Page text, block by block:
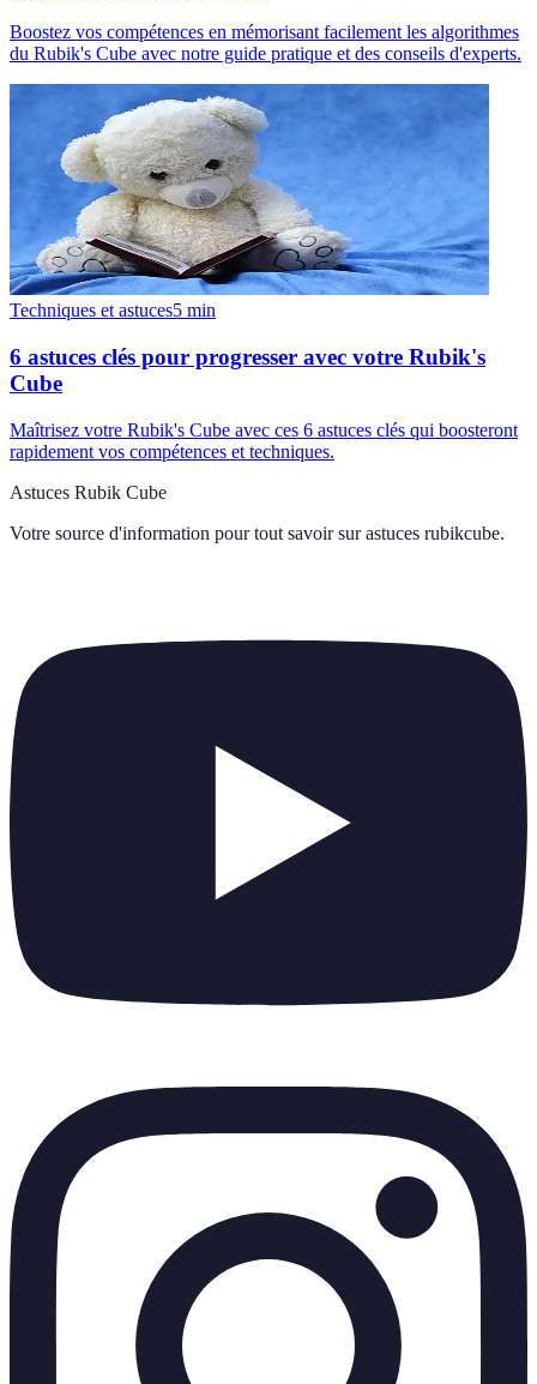
Boostez vos compétences en mémorisant facilement les algorithmes
du Rubik's Cube avec notre guide pratique et des conseils d'experts.
Techniques et astuces5 min
6 astuces clés pour progresser avec votre Rubik's
Cube
Maîtrisez votre Rubik's Cube avec ces 6 astuces clés qui boosteront
rapidement vos compétences et techniques.
Astuces Rubik Cube
Votre source d'information pour tout savoir sur astuces rubikcube.